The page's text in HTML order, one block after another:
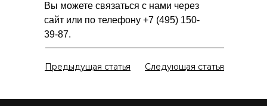
Вы можете связаться с нами через
сайт или по телефону +7 (495) 150-
39-87.
Следующая статья
Предыдущая статья